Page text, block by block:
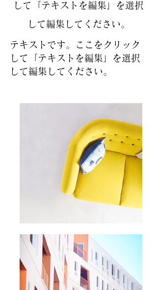
して「テキストを編集」を選択
して編集してください。
テキストです。ここをクリック
して「テキストを編集」を選択
して編集してください。